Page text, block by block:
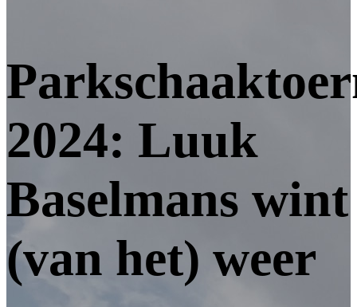
2024: Luuk
Baselmans wint
(van het) weer